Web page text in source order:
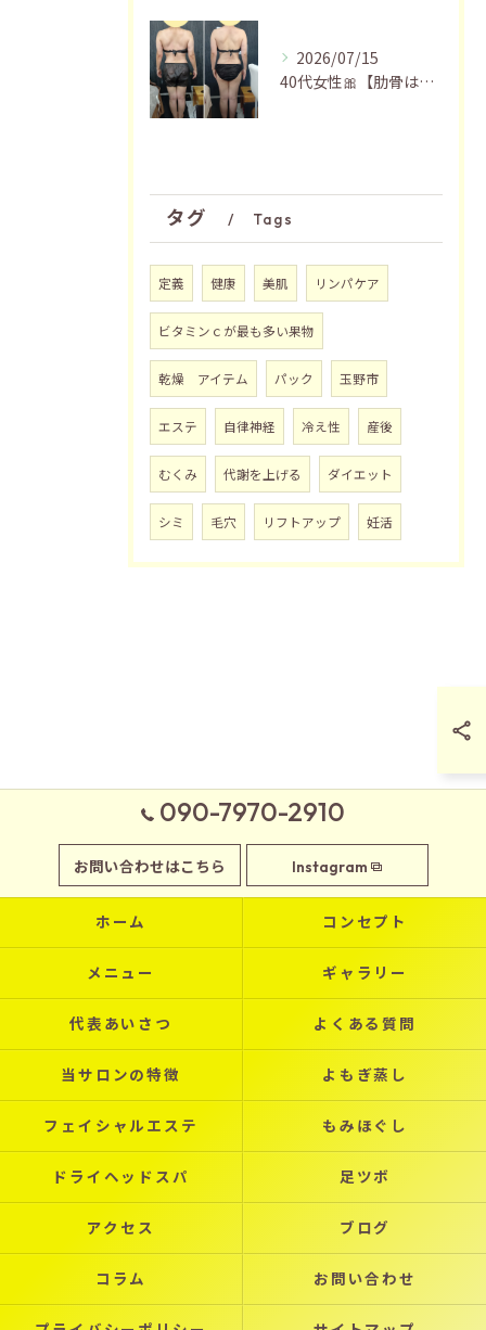
2026/07/15
40代女性🎀【肋骨はがし＋お腹瘦せマッサージ90分】
タグ Tags
定義 健康 美肌 リンパケア
ビタミンｃが最も多い果物
乾燥 アイテム パック 玉野市
エステ 自律神経 冷え性 産後
むくみ 代謝を上げる ダイエット
シミ 毛穴 リフトアップ 妊活
090-7970-2910
お問い合わせはこちら Instagram
ホーム コンセプト
メニュー ギャラリー
代表あいさつ よくある質問
当サロンの特徴 よもぎ蒸し
フェイシャルエステ もみほぐし
ドライヘッドスパ 足ツボ
アクセス ブログ
コラム お問い合わせ